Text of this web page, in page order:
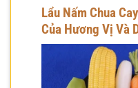
Lẩu Nấm Chua
Của Hương Vị Và